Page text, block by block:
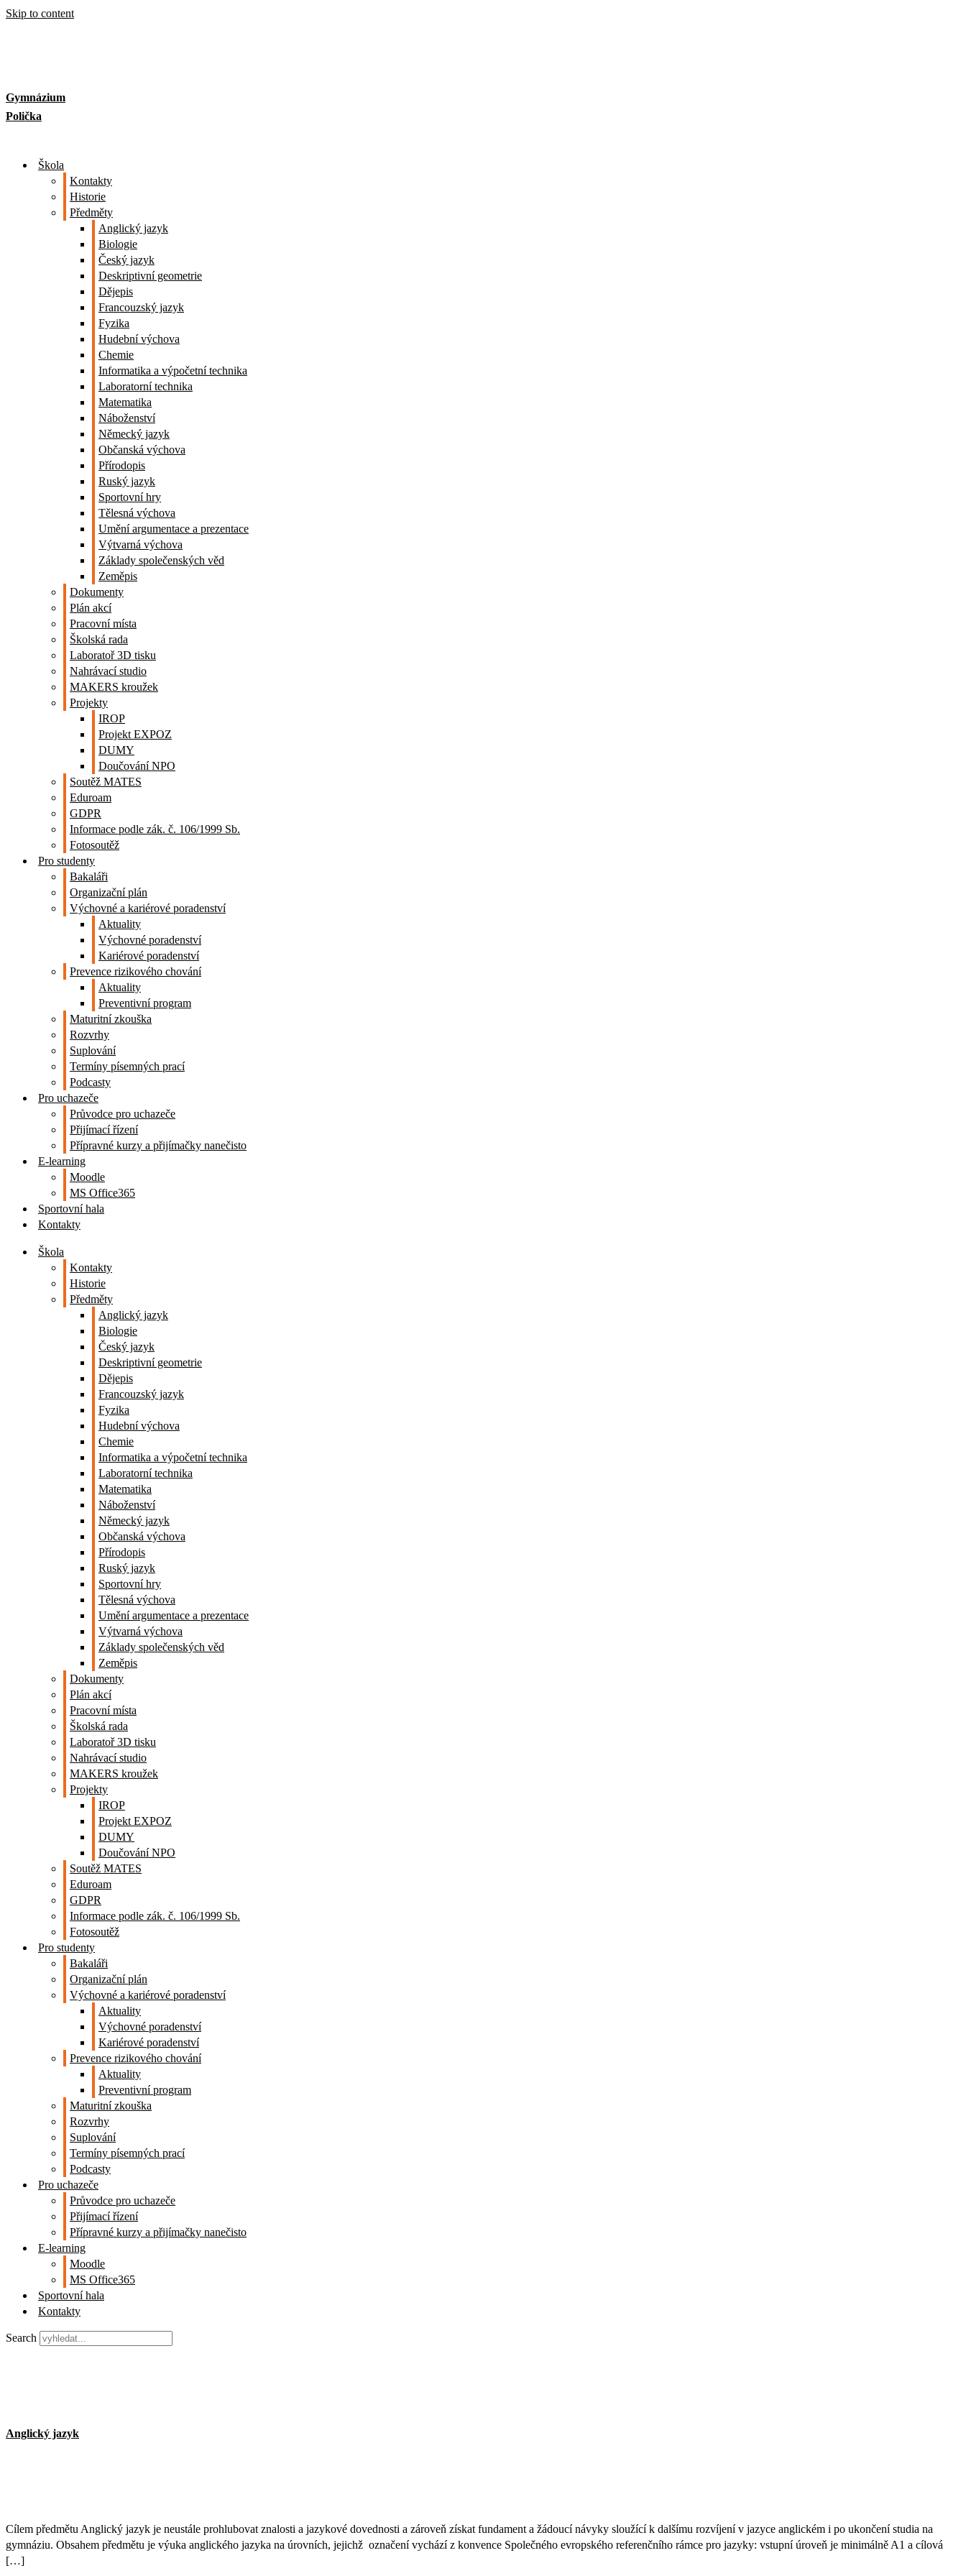
Skip to content
Gymnázium
Polička
Škola
Kontakty
Historie
Předměty
Anglický jazyk
Biologie
Český jazyk
Deskriptivní geometrie
Dějepis
Francouzský jazyk
Fyzika
Hudební výchova
Chemie
Informatika a výpočetní technika
Laboratorní technika
Matematika
Náboženství
Německý jazyk
Občanská výchova
Přírodopis
Ruský jazyk
Sportovní hry
Tělesná výchova
Umění argumentace a prezentace
Výtvarná výchova
Základy společenských věd
Zeměpis
Dokumenty
Plán akcí
Pracovní místa
Školská rada
Laboratoř 3D tisku
Nahrávací studio
MAKERS kroužek
Projekty
IROP
Projekt EXPOZ
DUMY
Doučování NPO
Soutěž MATES
Eduroam
GDPR
Informace podle zák. č. 106/1999 Sb.
Fotosoutěž
Pro studenty
Bakaláři
Organizační plán
Výchovné a kariérové poradenství
Aktuality
Výchovné poradenství
Kariérové poradenství
Prevence rizikového chování
Aktuality
Preventivní program
Maturitní zkouška
Rozvrhy
Suplování
Termíny písemných prací
Podcasty
Pro uchazeče
Průvodce pro uchazeče
Přijímací řízení
Přípravné kurzy a přijímačky nanečisto
E-learning
Moodle
MS Office365
Sportovní hala
Kontakty
Škola
Kontakty
Historie
Předměty
Anglický jazyk
Biologie
Český jazyk
Deskriptivní geometrie
Dějepis
Francouzský jazyk
Fyzika
Hudební výchova
Chemie
Informatika a výpočetní technika
Laboratorní technika
Matematika
Náboženství
Německý jazyk
Občanská výchova
Přírodopis
Ruský jazyk
Sportovní hry
Tělesná výchova
Umění argumentace a prezentace
Výtvarná výchova
Základy společenských věd
Zeměpis
Dokumenty
Plán akcí
Pracovní místa
Školská rada
Laboratoř 3D tisku
Nahrávací studio
MAKERS kroužek
Projekty
IROP
Projekt EXPOZ
DUMY
Doučování NPO
Soutěž MATES
Eduroam
GDPR
Informace podle zák. č. 106/1999 Sb.
Fotosoutěž
Pro studenty
Bakaláři
Organizační plán
Výchovné a kariérové poradenství
Aktuality
Výchovné poradenství
Kariérové poradenství
Prevence rizikového chování
Aktuality
Preventivní program
Maturitní zkouška
Rozvrhy
Suplování
Termíny písemných prací
Podcasty
Pro uchazeče
Průvodce pro uchazeče
Přijímací řízení
Přípravné kurzy a přijímačky nanečisto
E-learning
Moodle
MS Office365
Sportovní hala
Kontakty
Search
Anglický jazyk
Cílem předmětu Anglický jazyk je neustále prohlubovat znalosti a jazykové dovednosti a zároveň získat fundament a žádoucí návyky sloužící k dalšímu rozvíjení v jazyce anglickém i po ukončení studia na
gymnáziu. Obsahem předmětu je výuka anglického jazyka na úrovních, jejichž označení vychází z konvence Společného evropského referenčního rámce pro jazyky: vstupní úroveň je minimálně A1 a cílová
[…]